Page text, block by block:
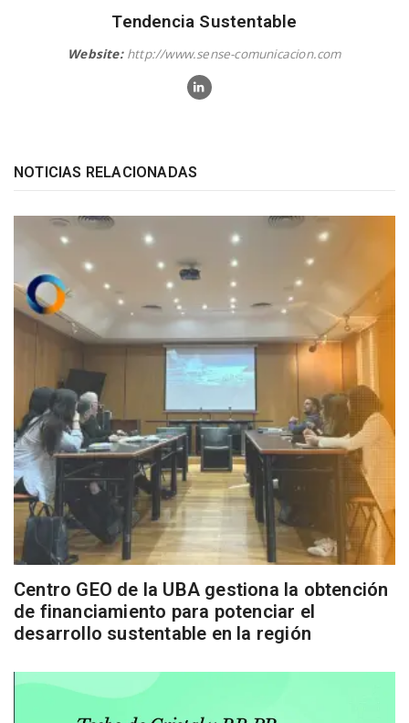
Tendencia Sustentable
Website: http://www.sense-comunicacion.com
NOTICIAS RELACIONADAS
Centro GEO de la UBA gestiona la obtención
de financiamiento para potenciar el
desarrollo sustentable en la región